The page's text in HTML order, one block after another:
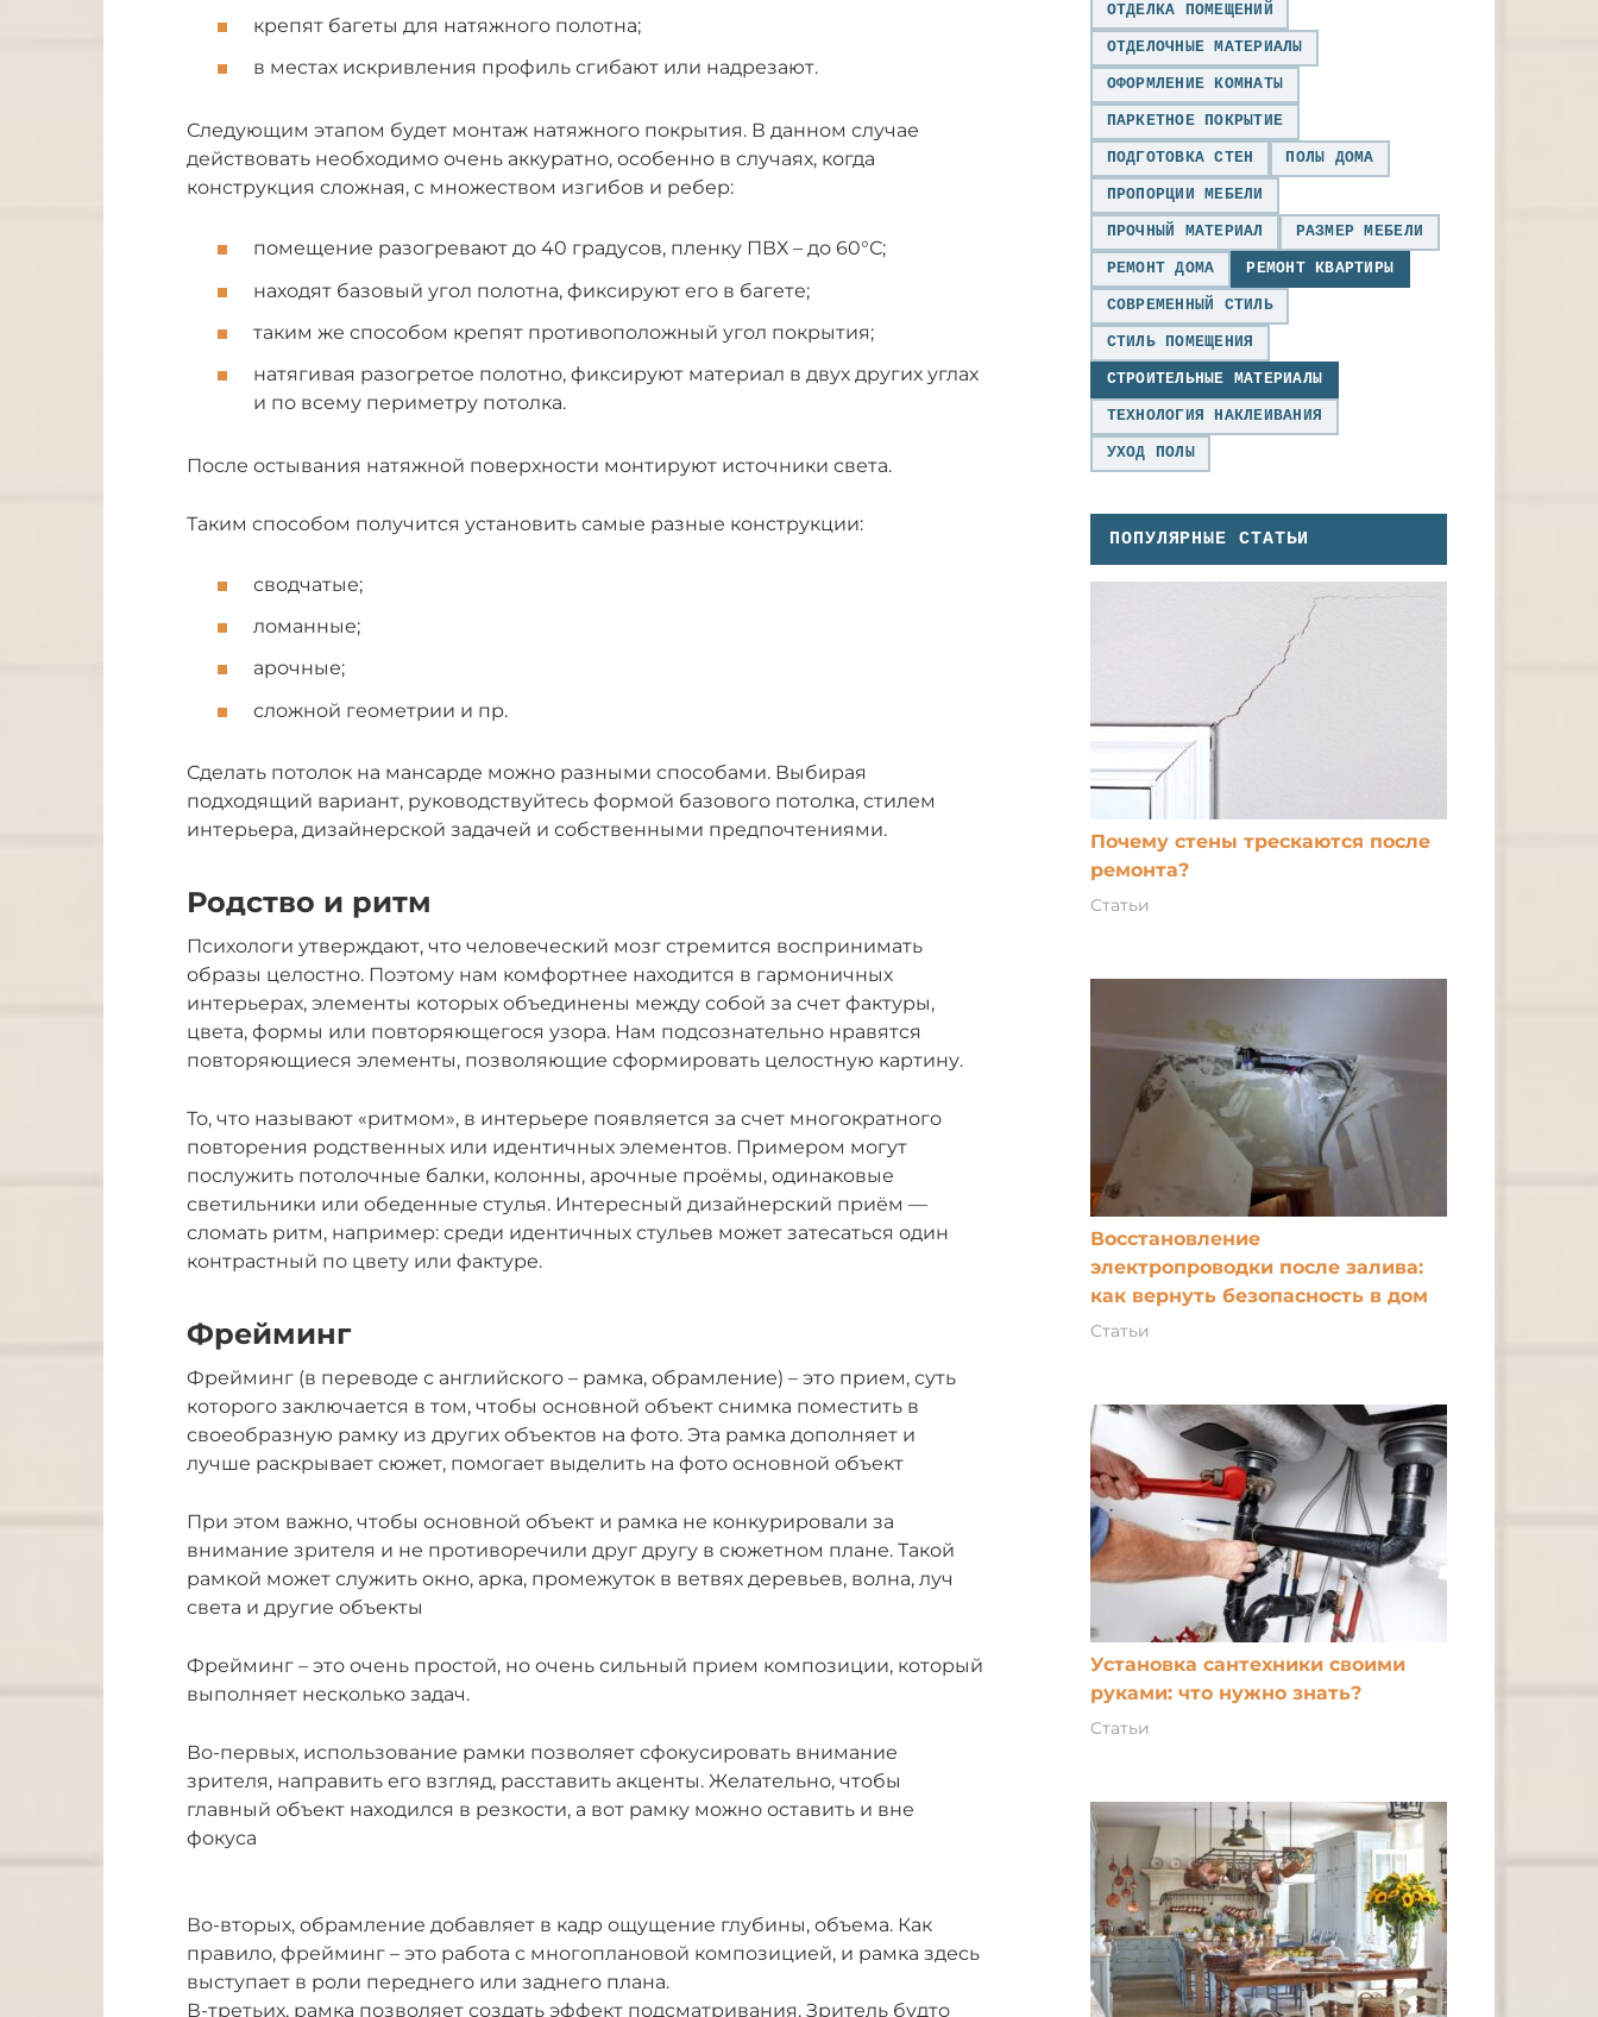
крепят багеты для натяжного полотна;
в местах искривления профиль сгибают или надрезают.
Следующим этапом будет монтаж натяжного покрытия. В данном случае
действовать необходимо очень аккуратно, особенно в случаях, когда
конструкция сложная, с множеством изгибов и ребер:
помещение разогревают до 40 градусов, пленку ПВХ – до 60°С;
находят базовый угол полотна, фиксируют его в багете;
таким же способом крепят противоположный угол покрытия;
натягивая разогретое полотно, фиксируют материал в двух других углах
и по всему периметру потолка.
После остывания натяжной поверхности монтируют источники света.
Таким способом получится установить самые разные конструкции:
сводчатые;
ломанные;
арочные;
сложной геометрии и пр.
Сделать потолок на мансарде можно разными способами. Выбирая
подходящий вариант, руководствуйтесь формой базового потолка, стилем
интерьера, дизайнерской задачей и собственными предпочтениями.
Родство и ритм
Психологи утверждают, что человеческий мозг стремится воспринимать
образы целостно. Поэтому нам комфортнее находится в гармоничных
интерьерах, элементы которых объединены между собой за счет фактуры,
цвета, формы или повторяющегося узора. Нам подсознательно нравятся
повторяющиеся элементы, позволяющие сформировать целостную картину.
То, что называют «‎ритмом», в интерьере появляется за счет многократного
повторения родственных или идентичных элементов. Примером могут
послужить потолочные балки, колонны, арочные проёмы, одинаковые
светильники или обеденные стулья. Интересный дизайнерский приём —
сломать ритм, например: среди идентичных стульев может затесаться один
контрастный по цвету или фактуре.
Фрейминг
Фрейминг (в переводе с английского – рамка, обрамление) – это прием, суть
которого заключается в том, чтобы основной объект снимка поместить в
своеобразную рамку из других объектов на фото. Эта рамка дополняет и
лучше раскрывает сюжет, помогает выделить на фото основной объект
При этом важно, чтобы основной объект и рамка не конкурировали за
внимание зрителя и не противоречили друг другу в сюжетном плане. Такой
рамкой может служить окно, арка, промежуток в ветвях деревьев, волна, луч
света и другие объекты
Фрейминг – это очень простой, но очень сильный прием композиции, который
выполняет несколько задач.
Во-первых, использование рамки позволяет сфокусировать внимание
зрителя, направить его взгляд, расставить акценты. Желательно, чтобы
главный объект находился в резкости, а вот рамку можно оставить и вне
фокуса
Во-вторых, обрамление добавляет в кадр ощущение глубины, объема. Как
правило, фрейминг – это работа с многоплановой композицией, и рамка здесь
выступает в роли переднего или заднего плана.
В-третьих, рамка позволяет создать эффект подсматривания. Зритель будто
ОТДЕЛКА ПОМЕЩЕНИЙ
ОТДЕЛОЧНЫЕ МАТЕРИАЛЫ
ОФОРМЛЕНИЕ КОМНАТЫ
ПАРКЕТНОЕ ПОКРЫТИЕ
ПОДГОТОВКА СТЕН ПОЛЫ ДОМА
ПРОПОРЦИИ МЕБЕЛИ
ПРОЧНЫЙ МАТЕРИАЛ РАЗМЕР МЕБЕЛИ
РЕМОНТ ДОМА РЕМОНТ КВАРТИРЫ
СОВРЕМЕННЫЙ СТИЛЬ
СТИЛЬ ПОМЕЩЕНИЯ
СТРОИТЕЛЬНЫЕ МАТЕРИАЛЫ
ТЕХНОЛОГИЯ НАКЛЕИВАНИЯ
УХОД ПОЛЫ
ПОПУЛЯРНЫЕ СТАТЬИ
Почему стены трескаются после
ремонта?
Статьи
Восстановление
электропроводки после залива:
как вернуть безопасность в дом
Статьи
Установка сантехники своими
руками: что нужно знать?
Статьи